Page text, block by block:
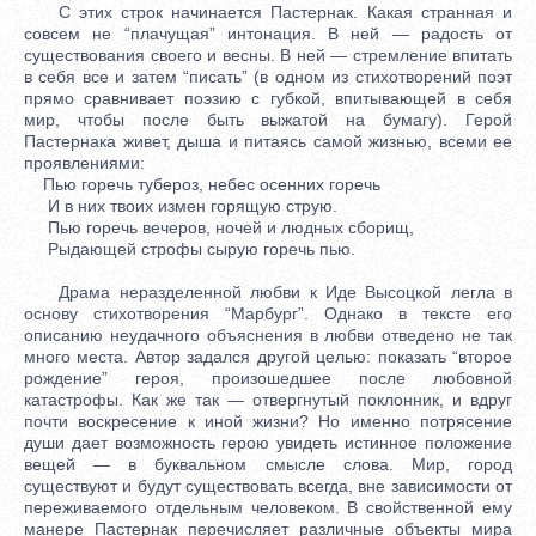
С этих строк начинается Пастернак. Какая странная и
совсем не “плачущая” интонация. В ней — радость от
существования своего и весны. В ней — стремление впитать
в себя все и затем “писать” (в одном из стихотворений поэт
прямо сравнивает поэзию с губкой, впитывающей в себя
мир, чтобы после быть выжатой на бумагу). Герой
Пастернака живет, дыша и питаясь самой жизнью, всеми ее
проявлениями:
Пью горечь тубероз, небес осенних горечь
И в них твоих измен горящую струю.
Пью горечь вечеров, ночей и людных сборищ,
Рыдающей строфы сырую горечь пью.
Драма неразделенной любви к Иде Высоцкой легла в
основу стихотворения “Марбург”. Однако в тексте его
описанию неудачного объяснения в любви отведено не так
много места. Автор задался другой целью: показать “второе
рождение” героя, произошедшее после любовной
катастрофы. Как же так — отвергнутый поклонник, и вдруг
почти воскресение к иной жизни? Но именно потрясение
души дает возможность герою увидеть истинное положение
вещей — в буквальном смысле слова. Мир, город
существуют и будут существовать всегда, вне зависимости от
переживаемого отдельным человеком. В свойственной ему
манере Пастернак перечисляет различные объекты мира